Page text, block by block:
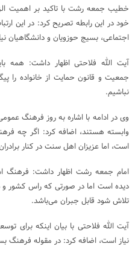
خطیب جمعه رشت با تاکید بر اهمیت
خود در این رابطه تصریح کرد: در این
اجتماعی، بسیج حوزویان و دانشگاهیان
آیت الله فلاحتی اظهار داشت: همه
جمعیت و قانون حمایت از خانواده را
نباشیم.
وی در ادامه با اشاره به روز فرهنگ
وابسته هستند، اضافه کرد: اگر چه
است، اما عزیزان اهل سنت در کنار
امام جمعه رشت اظهار داشت: فرهنگ
دیده است اما در صورتی که راس کشور و
تلاش شود قابل جبران می‌باشد.
آیت الله فلاحتی با بیان اینکه برای
نیاز است، اضافه کرد: در مقوله فرهنگ